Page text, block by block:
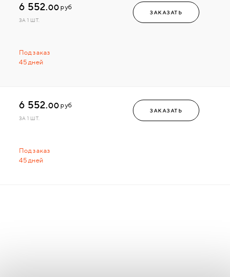
Под заказ
45 дней
6 552.00 руб
ЗА 1 ШТ.
ЗАКАЗАТЬ
Под заказ
45 дней
6 552.00 руб
ЗА 1 ШТ.
ЗАКАЗАТЬ